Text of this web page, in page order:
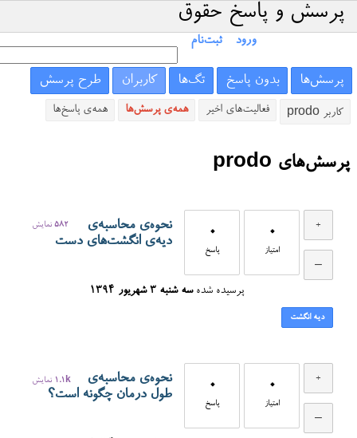
پرسش و پاسخ حقوق
ورود ثبت‌نام
پرسش‌ها بدون پاسخ تگ‌ها کاربران طرح پرسش
کاربر prodo فعالیت‌های اخیر همه‌ی پرسش‌ها همه‌ی پاسخ‌ها
پرسش‌های prodo
0
امتیاز
0
پاسخ
582 نمایش
نحوه‌ی محاسبه‌ی
دیه‌ی انگشت‌های دست
پرسیده شده سه شنبه ۳ شهریور ۱۳۹۴
دیه انگشت
0
امتیاز
0
پاسخ
1.1k نمایش
نحوه‌ی محاسبه‌ی
طول درمان چگونه است؟